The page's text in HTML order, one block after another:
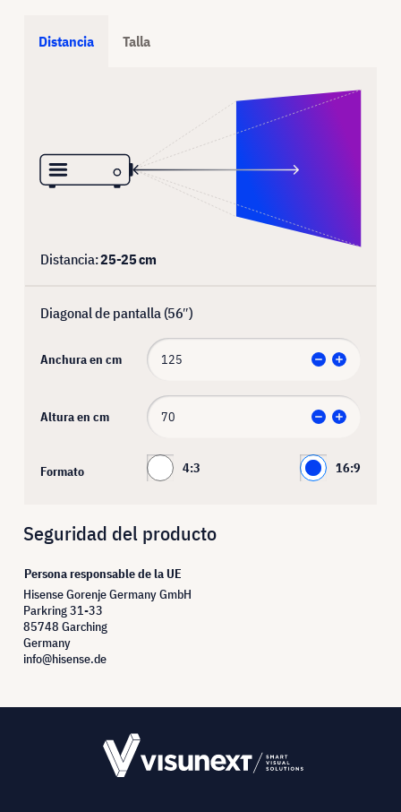
Distancia Talla
Distancia:25-25cm
Diagonal de pantalla (56″)
Anchura en cm
Altura en cm
Formato 4:3 16:9
Seguridad del producto
Persona responsable de la UE
Hisense Gorenje Germany GmbH
Parkring 31-33
85748 Garching
Germany
info@hisense.de